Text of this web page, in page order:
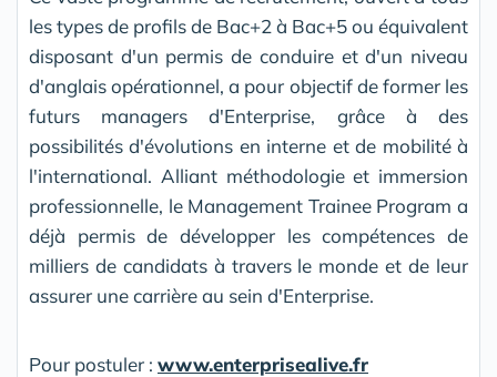
les types de profils de Bac+2 à Bac+5 ou équivalent
disposant d'un permis de conduire et d'un niveau
d'anglais opérationnel, a pour objectif de former les
futurs managers d'Enterprise, grâce à des
possibilités d'évolutions en interne et de mobilité à
l'international. Alliant méthodologie et immersion
professionnelle, le Management Trainee Program a
déjà permis de développer les compétences de
milliers de candidats à travers le monde et de leur
assurer une carrière au sein d'Enterprise.
Pour postuler : www.enterprisealive.fr